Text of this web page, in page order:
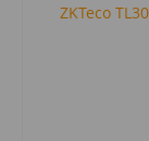
ZKTeco